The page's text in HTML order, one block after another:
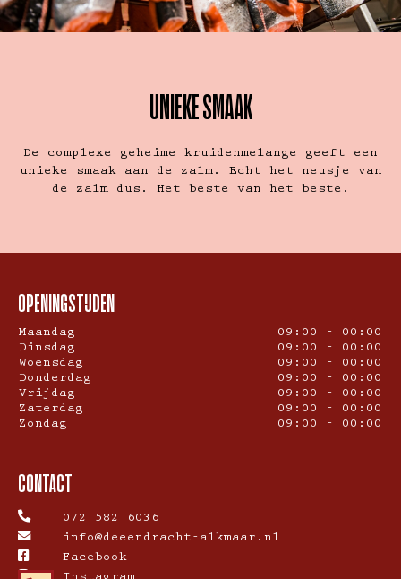
UNIEKE SMAAK
De complexe geheime kruidenmelange geeft een
unieke smaak aan de zalm. Echt het neusje van
de zalm dus. Het beste van het beste.
OPENINGSTIJDEN
Maandag
09:00 - 00:00
Dinsdag
09:00 - 00:00
Woensdag
09:00 - 00:00
Donderdag
09:00 - 00:00
Vrijdag
09:00 - 00:00
Zaterdag
09:00 - 00:00
Zondag
09:00 - 00:00
CONTACT
072 582 6036
info@deeendracht-alkmaar.nl
Facebook